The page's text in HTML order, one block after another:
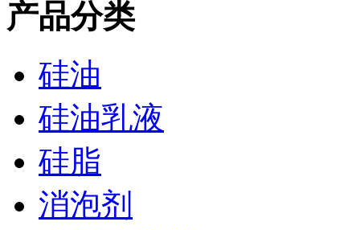
产品分类
硅油
硅油乳液
硅脂
消泡剂